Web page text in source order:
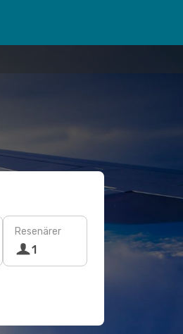
Resenärer
1